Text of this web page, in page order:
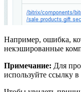
Например, ошибка,
некэшированные
Примечание: Для
используйте ссылку в